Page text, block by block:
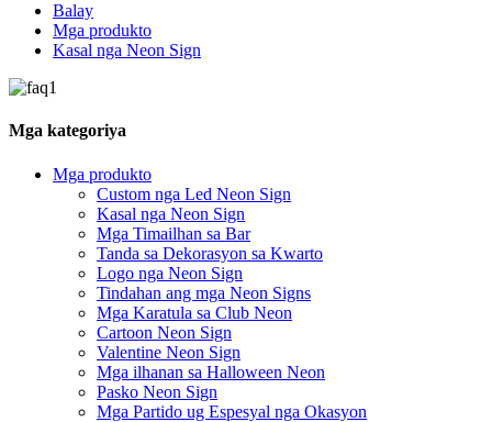
Balay
Mga produkto
Kasal nga Neon Sign
Mga kategoriya
Mga produkto
Custom nga Led Neon Sign
Kasal nga Neon Sign
Mga Timailhan sa Bar
Tanda sa Dekorasyon sa Kwarto
Logo nga Neon Sign
Tindahan ang mga Neon Signs
Mga Karatula sa Club Neon
Cartoon Neon Sign
Valentine Neon Sign
Mga ilhanan sa Halloween Neon
Pasko Neon Sign
Mga Partido ug Espesyal nga Okasyon